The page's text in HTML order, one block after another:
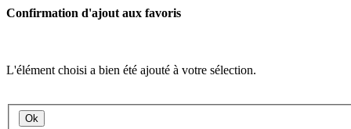
Confirmation d'ajout aux favoris
L'élément choisi a bien été ajouté à votre sélection.